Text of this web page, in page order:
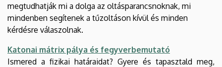
megtudhatják mi a dolga az oltásparancsnoknak, mi
mindenben segítenek a tűzoltáson kívül és minden
kérdésre válaszolnak.
Katonai mátrix pálya és fegyverbemutató
Ismered a fizikai határaidat? Gyere és tapasztald meg,